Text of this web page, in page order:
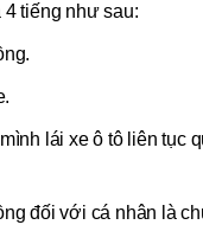
4 tiếng như sau:
lái xe ô tô liên tục
đối với cá nhân là